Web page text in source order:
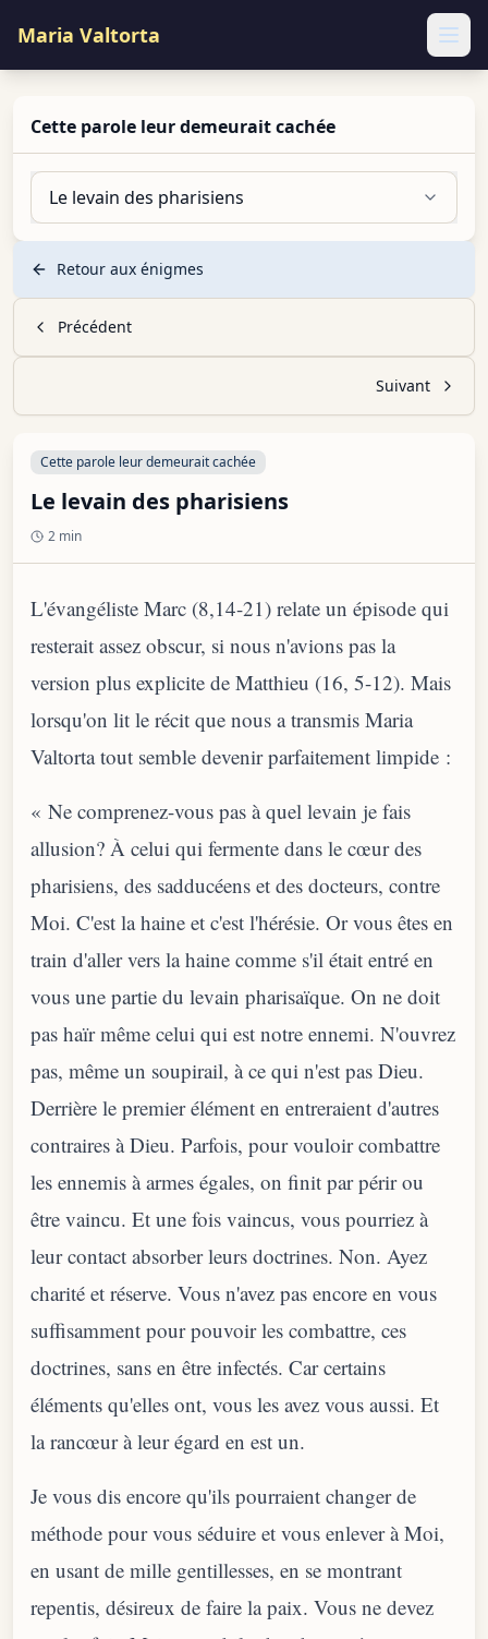
Maria Valtorta
Cette parole leur demeurait cachée
Le levain des pharisiens
Retour aux énigmes
Précédent
Suivant
Cette parole leur demeurait cachée
Le levain des pharisiens
2 min
L'évangéliste Marc (8,14-21) relate un épisode qui
resterait assez obscur, si nous n'avions pas la
version plus explicite de Matthieu (16, 5-12). Mais
lorsqu'on lit le récit que nous a transmis Maria
Valtorta tout semble devenir parfaitement limpide :
« Ne comprenez-vous pas à quel levain je fais
allusion? À celui qui fermente dans le cœur des
pharisiens, des sadducéens et des docteurs, contre
Moi. C'est la haine et c'est l'hérésie. Or vous êtes en
train d'aller vers la haine comme s'il était entré en
vous une partie du levain pharisaïque. On ne doit
pas haïr même celui qui est notre ennemi. N'ouvrez
pas, même un soupirail, à ce qui n'est pas Dieu.
Derrière le premier élément en entreraient d'autres
contraires à Dieu. Parfois, pour vouloir combattre
les ennemis à armes égales, on finit par périr ou
être vaincu. Et une fois vaincus, vous pourriez à
leur contact absorber leurs doctrines. Non. Ayez
charité et réserve. Vous n'avez pas encore en vous
suffisamment pour pouvoir les combattre, ces
doctrines, sans en être infectés. Car certains
éléments qu'elles ont, vous les avez vous aussi. Et
la rancœur à leur égard en est un.
Je vous dis encore qu'ils pourraient changer de
méthode pour vous séduire et vous enlever à Moi,
en usant de mille gentillesses, en se montrant
repentis, désireux de faire la paix. Vous ne devez